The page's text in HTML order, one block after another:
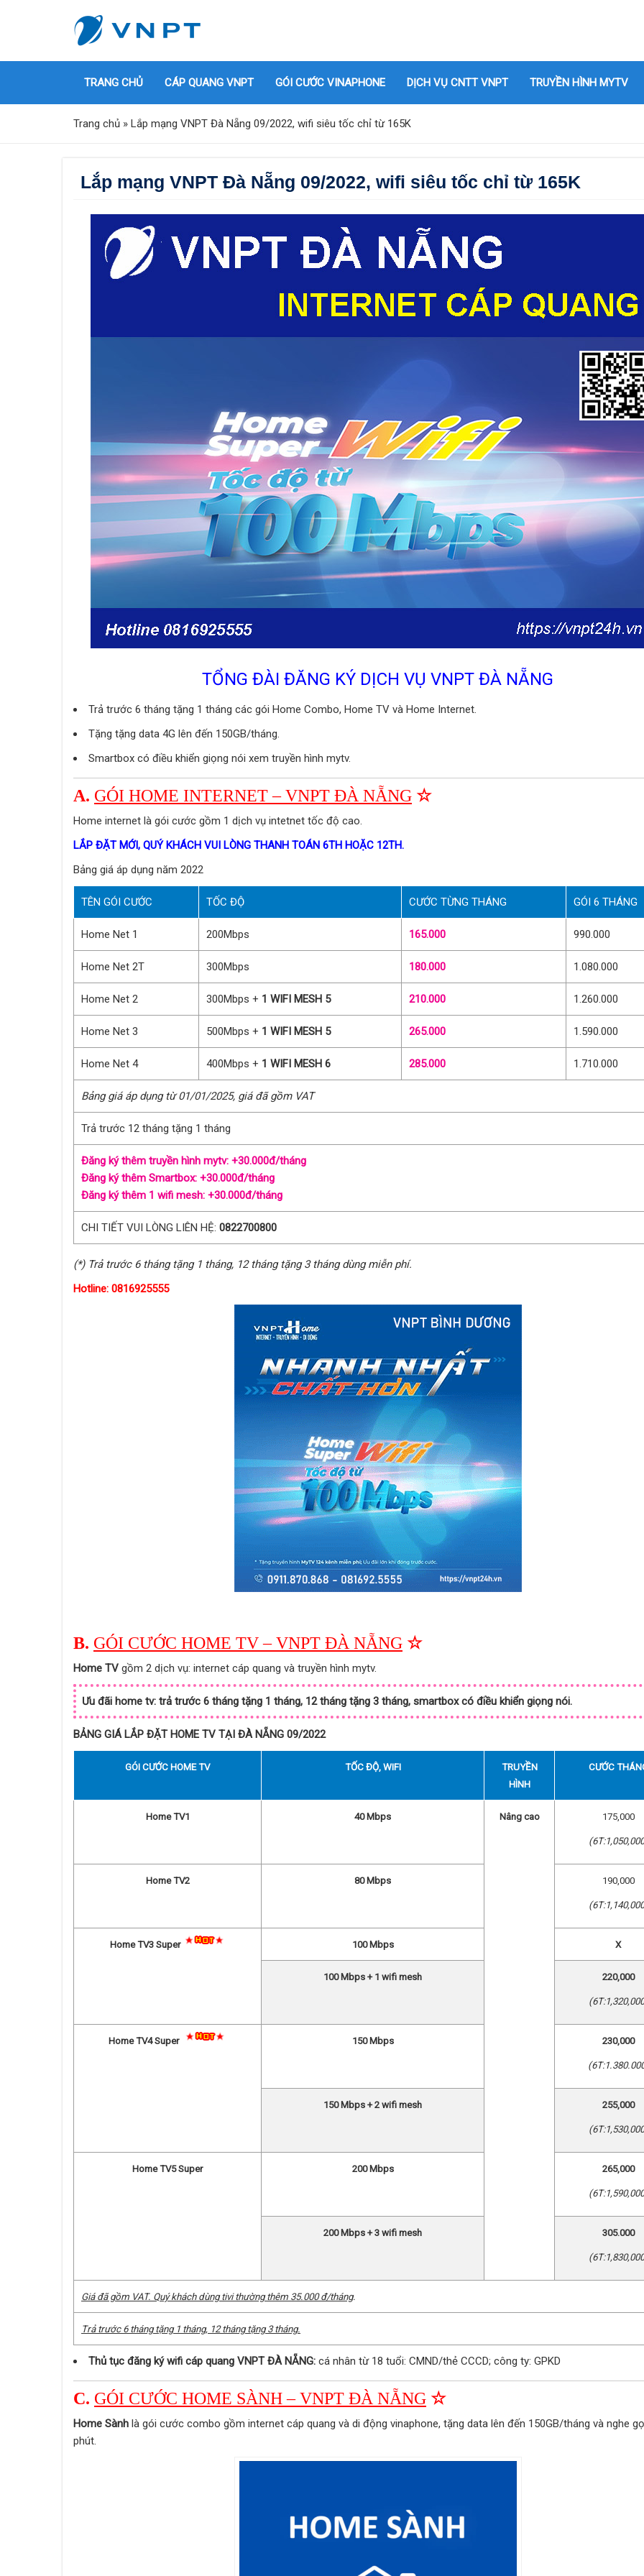
TRANG CHỦ CÁP QUANG VNPT GÓI CƯỚC VINAPHONE DỊCH VỤ CNTT VNPT TRUYỀN HÌNH MYTV
Trang chủ » Lắp mạng VNPT Đà Nẵng 09/2022, wifi siêu tốc chỉ từ 165K
Lắp mạng VNPT Đà Nẵng 09/2022, wifi siêu tốc chỉ từ 165K
TỔNG ĐÀI ĐĂNG KÝ DỊCH VỤ VNPT ĐÀ NẴNG
Trả trước 6 tháng tặng 1 tháng các gói Home Combo, Home TV và Home Internet.
Tặng tặng data 4G lên đến 150GB/tháng.
Smartbox có điều khiển giọng nói xem truyền hình mytv.
A. GÓI HOME INTERNET – VNPT ĐÀ NẴNG ☆
Home internet là gói cước gồm 1 dịch vụ intetnet tốc độ cao.
LẮP ĐẶT MỚI, QUÝ KHÁCH VUI LÒNG THANH TOÁN 6TH HOẶC 12TH.
Bảng giá áp dụng năm 2022
TÊN GÓI CƯỚC TỐC ĐỘ CƯỚC TỪNG THÁNG GÓI 6 THÁNG
Home Net 1 200Mbps 165.000 990.000
Home Net 2T 300Mbps 180.000 1.080.000
Home Net 2 300Mbps + 1 WIFI MESH 5 210.000 1.260.000
Home Net 3 500Mbps + 1 WIFI MESH 5 265.000 1.590.000
Home Net 4 400Mbps + 1 WIFI MESH 6 285.000 1.710.000
Bảng giá áp dụng từ 01/01/2025, giá đã gồm VAT
Trả trước 12 tháng tặng 1 tháng
Đăng ký thêm truyền hình mytv: +30.000đ/tháng
Đăng ký thêm Smartbox: +30.000đ/tháng
Đăng ký thêm 1 wifi mesh: +30.000đ/tháng
CHI TIẾT VUI LÒNG LIÊN HỆ:0822700800
(*) Trả trước 6 tháng tặng 1 tháng, 12 tháng tặng 3 tháng dùng miễn phí.
Hotline: 0816925555
B. GÓI CƯỚC HOME TV – VNPT ĐÀ NẴNG ☆
Home TV gồm 2 dịch vụ: internet cáp quang và truyền hình mytv.
Ưu đãi home tv: trả trước 6 tháng tặng 1 tháng, 12 tháng tặng 3 tháng, smartbox có điều khiển giọng nói.
BẢNG GIÁ LẮP ĐẶT HOME TV TẠI ĐÀ NẴNG 09/2022
GÓI CƯỚC HOME TV TỐC ĐỘ, WIFI
TRUYỀN
HÌNH
CƯỚC
Home TV1 40 Mbps Nâng cao 175,000
Home TV2 80 Mbps 190,000
Home TV3 Super 100 Mbps X
100 Mbps + 1 wifi mesh 220,000
Home TV4 Super 150 Mbps 230,000
150 Mbps + 2 wifi mesh 255,000
Home TV5 Super 200 Mbps 265,000
200 Mbps + 3 wifi mesh 305.000
Giá đã gồm VAT. Quý khách dùng tivi thường thêm 35.000 đ/tháng.
Trả trước 6 tháng tặng 1 tháng, 12 tháng tặng 3 tháng.
Thủ tục đăng ký wifi cáp quang VNPT ĐÀ NẴNG: cá nhân từ 18 tuổi: CMND/thẻ CCCD; công ty: GPKD
C. GÓI CƯỚC HOME SÀNH – VNPT ĐÀ NẴNG ☆
Home Sành là gói cước combo gồm internet cáp quang và di động vinaphone, tặng data lên đến 150GB/tháng và nghe
phút.